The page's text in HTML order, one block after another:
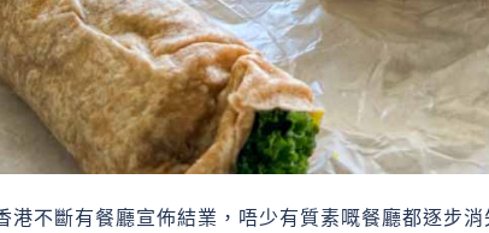
港不斷有餐廳宣佈結業，唔少有質素嘅餐廳都逐步